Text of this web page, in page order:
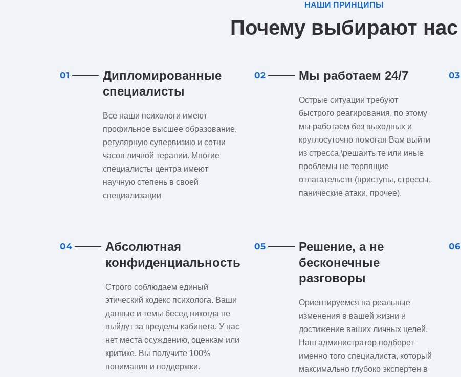
НАШИ ПРИНЦИПЫ
Почему выбирают нас
01
Дипломированные
специалисты
Все наши психологи имеют
профильное высшее образование,
регулярную супервизию и сотни
часов личной терапии. Многие
специалисты центра имеют
научную степень в своей
специализации
02 Мы работаем 24/7
Острые ситуации требуют
быстрого реагирования, по этому
мы работаем без выходных и
круглосуточно помогая Вам выйти
из стресса,\решаить те или иные
проблемы не терпящие
отлагательств (приступы, стрессы,
панические атаки, прочее).
03
04
Абсолютная
конфиденциальность
Строго соблюдаем единый
этический кодекс психолога. Ваши
данные и темы бесед никогда не
выйдут за пределы кабинета. У нас
нет места осуждению, оценкам или
критике. Вы получите 100%
понимания и поддержки.
05
Решение, а не
бесконечные
разговоры
Ориентируемся на реальные
изменения в вашей жизни и
достижение ваших личных целей.
Наш администратор подберет
именно того специалиста, который
максимально глубоко экспертен в
06